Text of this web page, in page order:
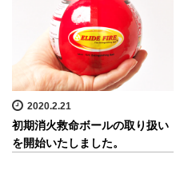
2020.2.21
初期消火救命ボールの取り扱い
を開始いたしました。